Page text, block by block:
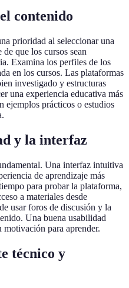
contenido
prioridad al seleccionar una
que los cursos sean
Examina los perfiles de los
en los cursos. Las plataformas
investigado y estructuras
una experiencia educativa más
ejemplos prácticos o estudios
y la interfaz
Una interfaz intuitiva
de aprendizaje más
para probar la plataforma,
a materiales desde
usar foros de discusión y la
Una buena usabilidad
para aprender.
técnico y